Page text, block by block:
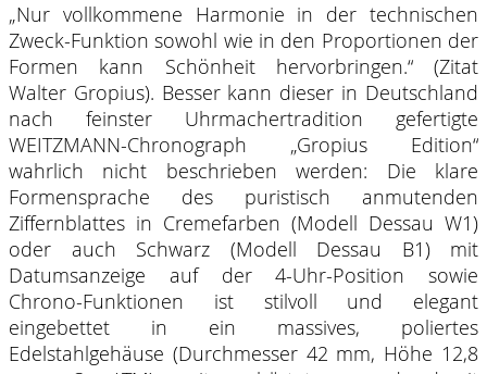
„Nur vollkommene Harmonie in der technischen
Zweck-Funktion sowohl wie in den Proportionen der
Formen kann Schönheit hervorbringen.“ (Zitat
Walter Gropius). Besser kann dieser in Deutschland
nach feinster Uhrmachertradition gefertigte
WEITZMANN-Chronograph „Gropius Edition“
wahrlich nicht beschrieben werden: Die klare
Formensprache des puristisch anmutenden
Ziffernblattes in Cremefarben (Modell Dessau W1)
oder auch Schwarz (Modell Dessau B1) mit
Datumsanzeige auf der 4-Uhr-Position sowie
Chrono-Funktionen ist stilvoll und elegant
eingebettet in ein massives, poliertes
Edelstahlgehäuse (Durchmesser 42 mm, Höhe 12,8